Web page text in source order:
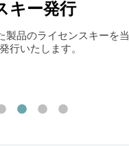
キー発行
製品のライセンスキーを当
行いたします。